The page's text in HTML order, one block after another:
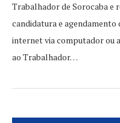
Trabalhador de Sorocaba e
candidatura e
internet via computador ou
ao Trabalhador…